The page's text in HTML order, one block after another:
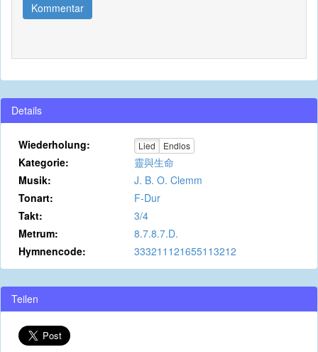
Kommentar
Details
Wiederholung: Lied Endlos
Kategorie:
靈與生命
Musik:
J. B. O. Clemm
Tonart:
F-Dur
Takt:
3/4
Metrum:
8.7.8.7.D.
Hymnencode:
333211121655113212
Teilen